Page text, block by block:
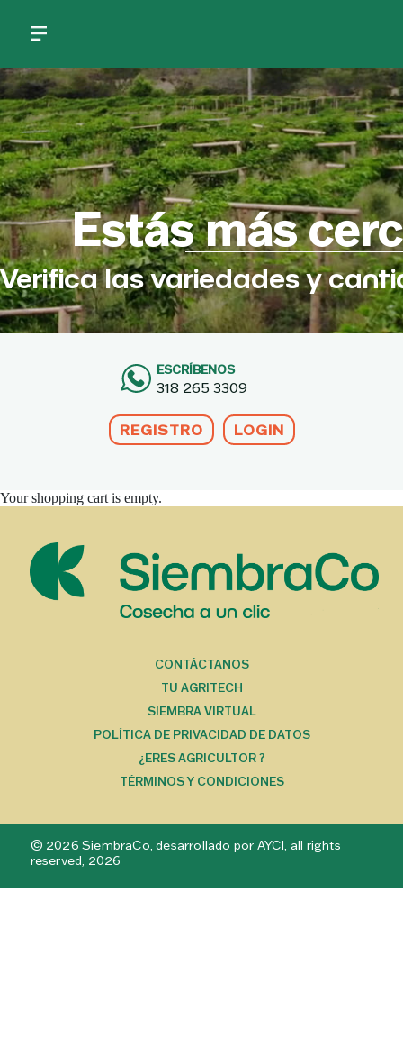
Estás más
Verifica las variedades y
ESCRÍBENOS
318 265 3309
REGISTRO LOGIN
Your shopping cart is empty.
MENÚ DEL PIE
CONTÁCTANOS
TU AGRITECH
SIEMBRA VIRTUAL
POLÍTICA DE PRIVACIDAD DE DATOS
¿ERES AGRICULTOR ?
TÉRMINOS Y CONDICIONES
© 2026 SiembraCo, desarrollado por AYCI, all rights
reserved, 2026